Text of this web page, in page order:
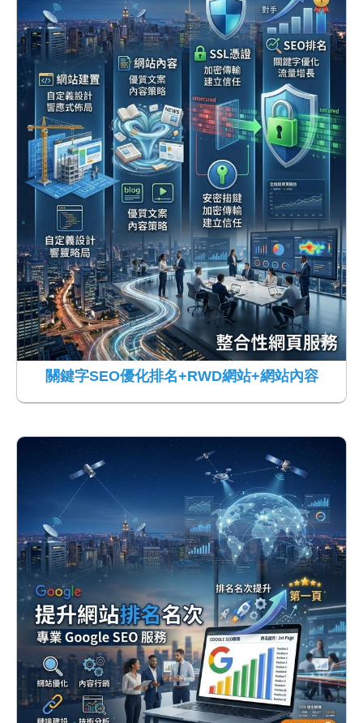
關鍵字SEO優化排名+RWD網站+網站內容